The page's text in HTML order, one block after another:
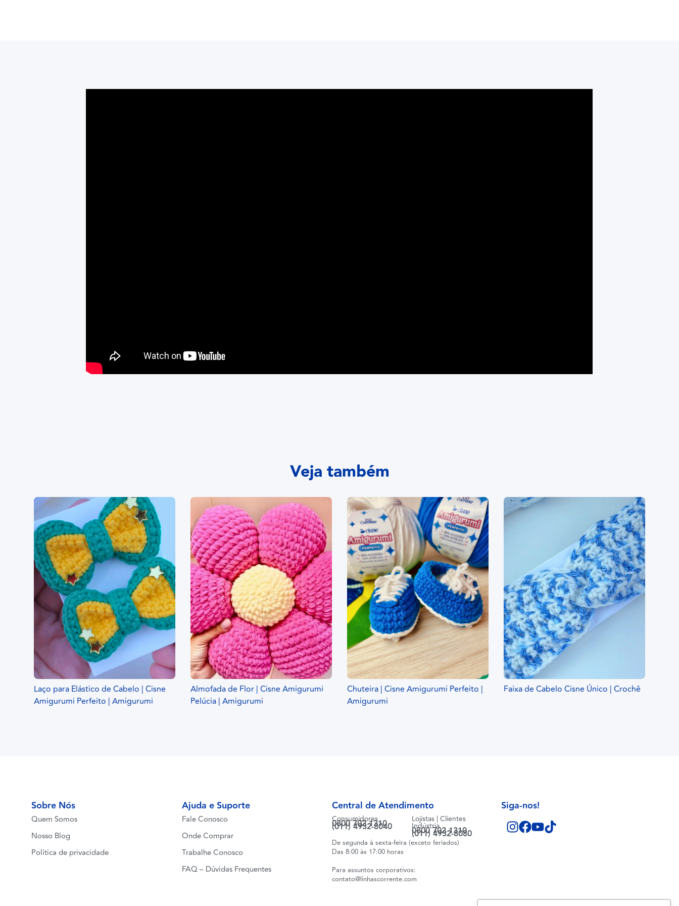
Veja também
Laço para Elástico de Cabelo | Cisne
Amigurumi Perfeito | Amigurumi
Almofada de Flor | Cisne Amigurumi
Pelúcia | Amigurumi
Chuteira | Cisne Amigurumi Perfeito |
Amigurumi
Faixa de Cabelo Cisne Único | Crochê
Sobre Nós
Quem Somos
Nosso Blog
Política de privacidade
Ajuda e Suporte
Fale Conosco
Onde Comprar
Trabalhe Conosco
FAQ – Dúvidas Frequentes
Central de Atendimento
Consumidores
0800 702 1310
(011) 4932-8040
Lojistas | Clientes
Indústria
0800 702 1310
(011) 4932-8080
De segunda à sexta-feira (exceto feriados)
Das 8:00 às 17:00 horas
Para assuntos corporativos:
contato@linhascorrente.com
Siga-nos!